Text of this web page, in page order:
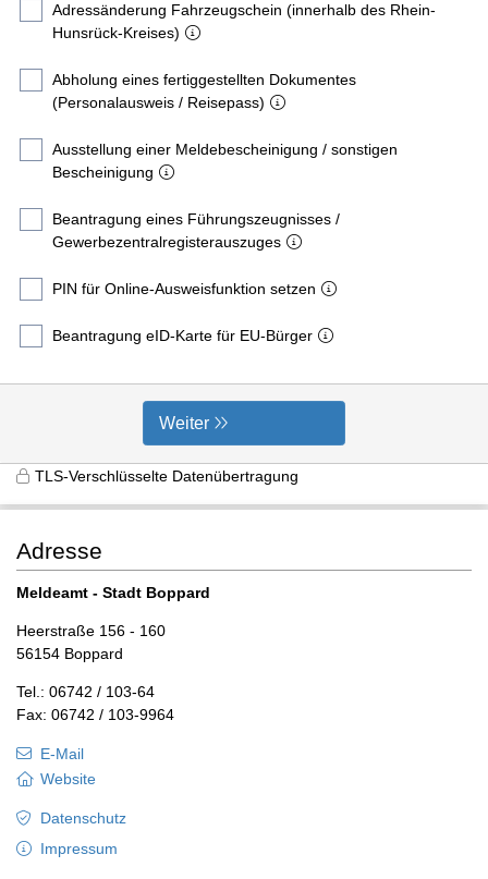
Adressänderung Fahrzeugschein (innerhalb des Rhein-
Hunsrück-Kreises)
Abholung eines fertiggestellten Dokumentes
(Personalausweis / Reisepass)
Ausstellung einer Meldebescheinigung / sonstigen
Bescheinigung
Beantragung eines Führungszeugnisses /
Gewerbezentralregisterauszuges
PIN für Online-Ausweisfunktion setzen
Beantragung eID-Karte für EU-Bürger
Weiter
TLS-Verschlüsselte Datenübertragung
Adresse
Meldeamt - Stadt Boppard
Heerstraße 156 - 160
56154 Boppard
Tel.: 06742 / 103-64
Fax: 06742 / 103-9964
E-Mail
Website
Datenschutz
Impressum